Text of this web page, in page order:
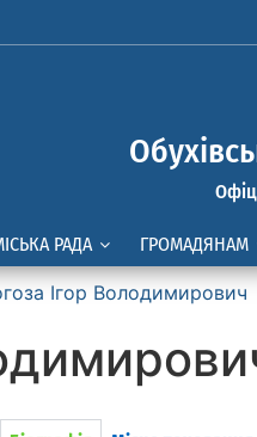
РАДА ГРОМАДЯНАМ
Ігор Володимирович